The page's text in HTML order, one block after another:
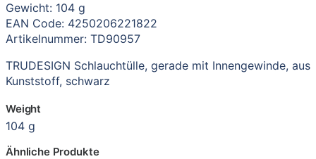
Gewicht: 104 g
EAN Code: 4250206221822
Artikelnummer: TD90957
TRUDESIGN Schlauchtülle, gerade mit Innengewinde, aus
Kunststoff, schwarz
Weight
104 g
Ähnliche Produkte